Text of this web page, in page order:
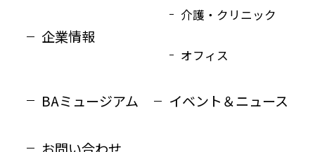
企業情報
BAミュージアム
介護・クリニック
オフィス
イベント＆ニュース